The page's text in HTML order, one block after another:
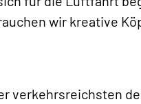
wir kreative
verkehrsreichsten